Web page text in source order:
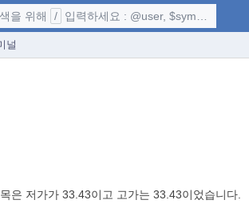
널
을 위해 / 입력하세요 : @user, $symbol, ...
은 저가가 33.43이고 고가는 33.43이었습니다.